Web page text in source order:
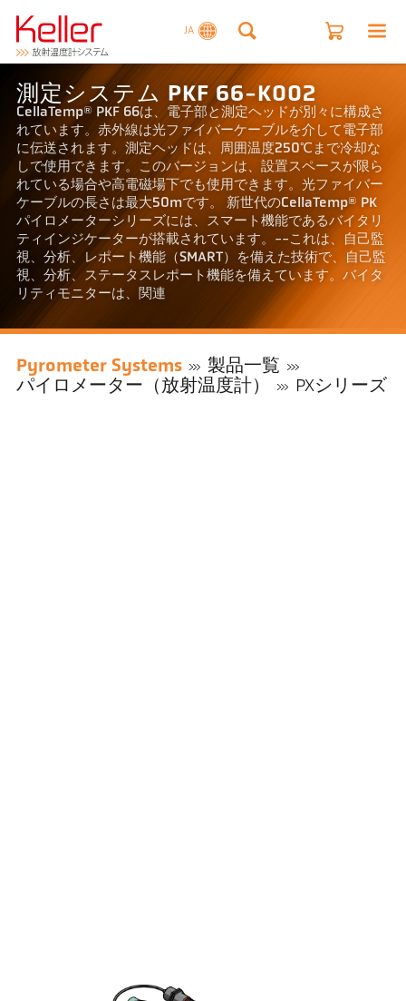
JA
測定システム PKF 66-K002
CellaTemp® PKF 66は、電子部と測定ヘッドが別々に構成さ
れています。赤外線は光ファイバーケーブルを介して電子部
に伝送されます。測定ヘッドは、周囲温度250℃まで冷却な
しで使用できます。このバージョンは、設置スペースが限ら
れている場合や高電磁場下でも使用できます。光ファイバー
ケーブルの長さは最大50mです。 新世代のCellaTemp® PK
パイロメーターシリーズには、スマート機能であるバイタリ
ティインジケーターが搭載されています。--これは、自己監
視、分析、レポート機能（SMART）を備えた技術で、自己監
視、分析、ステータスレポート機能を備えています。バイタ
リティモニターは、関連
Pyrometer Systems
製品一覧
パイロメーター（放射温度計）
PXシリーズ